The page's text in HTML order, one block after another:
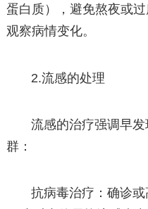
蛋白质），避免熬夜或
观察病情变化。
2.流感的处理
流感的治疗强调早
群：
抗病毒治疗：确诊